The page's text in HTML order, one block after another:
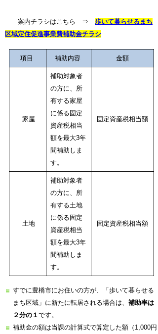
案内チラシはこちら ⇒ 歩いて暮らせるまち
区域定住促進事業費補助金チラシ
項目 補助内容 金額
家屋
補助対象者
の方に、所
有する家屋
に係る固定
資産税相当
額を最大3年
間補助しま
す。
固定資産税相当額
土地
補助対象者
の方に、所
有する土地
に係る固定
資産税相当
額を最大3年
間補助しま
す。
固定資産税相当額
すでに豊橋市にお住いの方が、「歩いて暮らせる
まち区域」に新たに転居される場合は、 補助率は
２分の１です。
補助金の額は当課の計算式で算定した額（1,000円